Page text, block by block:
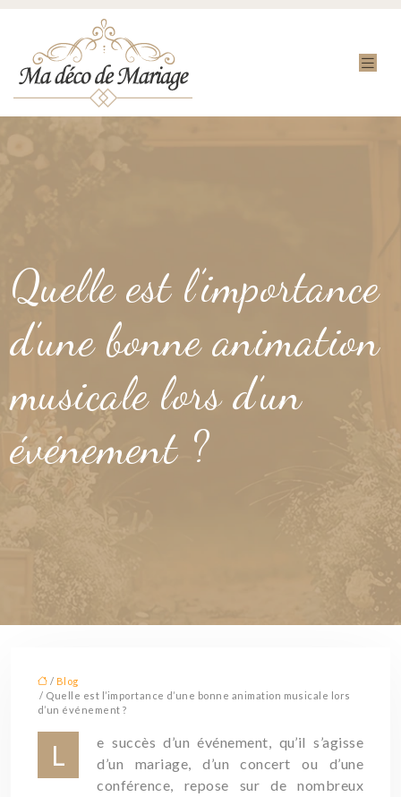
Quelle est l’importance
d’une bonne animation
musicale lors d’un
événement ?
/ Blog
/ Quelle est l’importance d’une bonne animation musicale lors
d’un événement ?
L
e succès d’un événement, qu’il s’agisse
d’un mariage, d’un concert ou d’une
conférence, repose sur de nombreux